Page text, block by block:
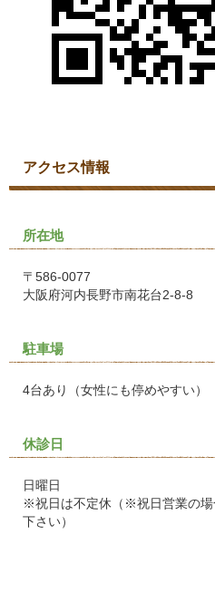
アクセス情報
所在地
〒586-0077
大阪府河内長野市南花台2-8-8
駐車場
4台あり（女性にも停めやすい）
休診日
日曜日
※祝日は不定休（※祝日営業の
下さい）